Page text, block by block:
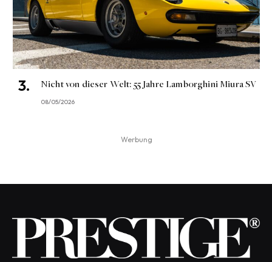
Nicht von dieser Welt: 55 Jahre Lamborghini Miura SV
08/05/2026
Werbung